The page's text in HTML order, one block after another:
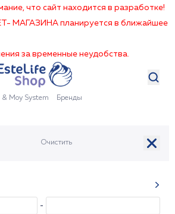
что сайт находится в разработке!
МАГАЗИНА планируется в ближайшее
за временные неудобства.
& Moy System Бренды